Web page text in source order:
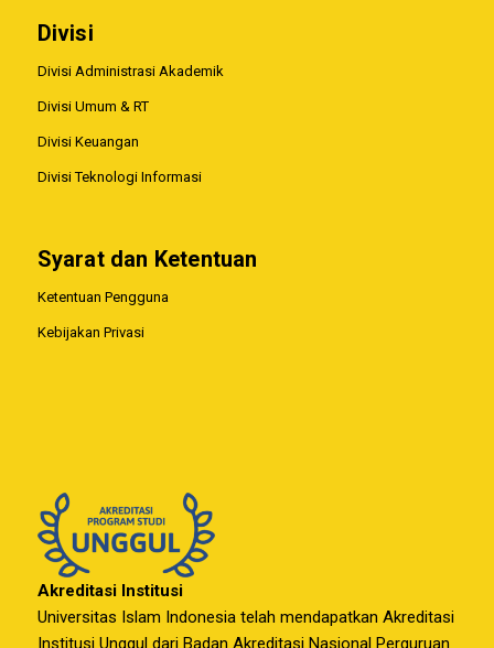
Divisi
Divisi Administrasi Akademik
Divisi Umum & RT
Divisi Keuangan
Divisi Teknologi Informasi
Syarat dan Ketentuan
Ketentuan Pengguna
Kebijakan Privasi
Akreditasi Institusi
Universitas Islam Indonesia telah mendapatkan Akreditasi
Institusi Unggul dari Badan Akreditasi Nasional Perguruan